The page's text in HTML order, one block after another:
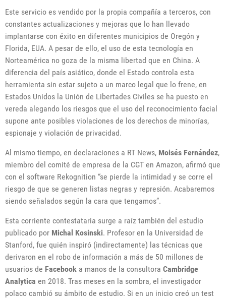
Este servicio es vendido por la propia compañía a terceros, con
constantes actualizaciones y mejoras que lo han llevado
implantarse con éxito en diferentes municipios de Oregón y
Florida, EUA. A pesar de ello, el uso de esta tecnología en
Norteamérica no goza de la misma libertad que en China. A
diferencia del país asiático, donde el Estado controla esta
herramienta sin estar sujeto a un marco legal que lo frene, en
Estados Unidos la Unión de Libertades Civiles se ha puesto en
vereda alegando los riesgos que el uso del reconocimiento facial
supone ante posibles violaciones de los derechos de minorías,
espionaje y violación de privacidad.
Al mismo tiempo, en declaraciones a RT News, Moisés Fernández,
miembro del comité de empresa de la CGT en Amazon, afirmó que
con el software Rekognition “se pierde la intimidad y se corre el
riesgo de que se generen listas negras y represión. Acabaremos
siendo señalados según la cara que tengamos”.
Esta corriente contestataria surge a raíz también del estudio
publicado por Michal Kosinski. Profesor en la Universidad de
Stanford, fue quién inspiró (indirectamente) las técnicas que
derivaron en el robo de información a más de 50 millones de
usuarios de Facebook a manos de la consultora Cambridge
Analytica en 2018. Tras meses en la sombra, el investigador
polaco cambió su ámbito de estudio. Si en un inicio creó un test